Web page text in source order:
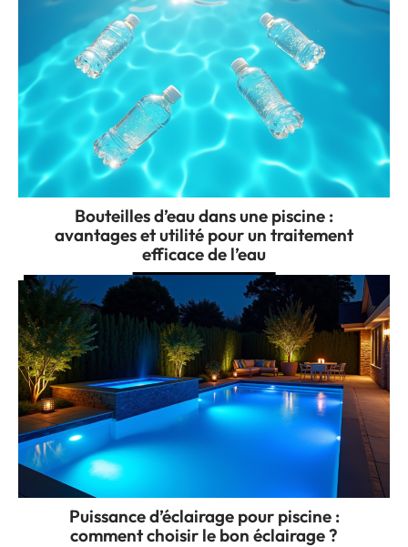
Bouteilles d’eau dans une piscine :
avantages et utilité pour un traitement
efficace de l’eau
Puissance d’éclairage pour piscine :
comment choisir le bon éclairage ?